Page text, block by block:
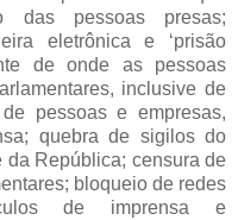
das pessoas presas;
eletrônica e ‘prisão
de onde as pessoas
inclusive de
pessoas e empresas,
quebra de sigilos do
República; censura de
bloqueio de redes
de imprensa e